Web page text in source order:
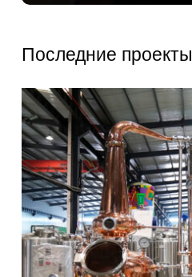
Последние проекты